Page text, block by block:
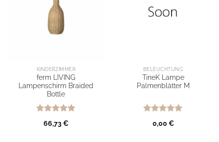
KINDERZIMMER
ferm LIVING
Lampenschirm Braided
Bottle
Bewertet
mit5von
66,73€
BELEUCHTUNG
TineK Lampe
Palmenblätter M
Bewertet
mit5von
0,00 €